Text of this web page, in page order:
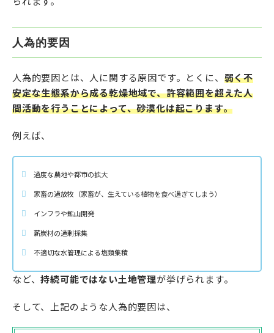
人為的要因
人為的要因とは、人に関する原因です。とくに、 弱く不
安定な生態系から成る乾燥地域で、許容範囲を超えた人
間活動を行うことによって、砂漠化は起こります。
例えば、
過度な農地や都市の拡大
家畜の過放牧（家畜が、生えている植物を食べ過ぎてしまう）
インフラや鉱山開発
薪炭材の過剰採集
不適切な水管理による塩類集積
など、持続可能ではない土地管理が挙げられます。
そして、上記のような人為的要因は、